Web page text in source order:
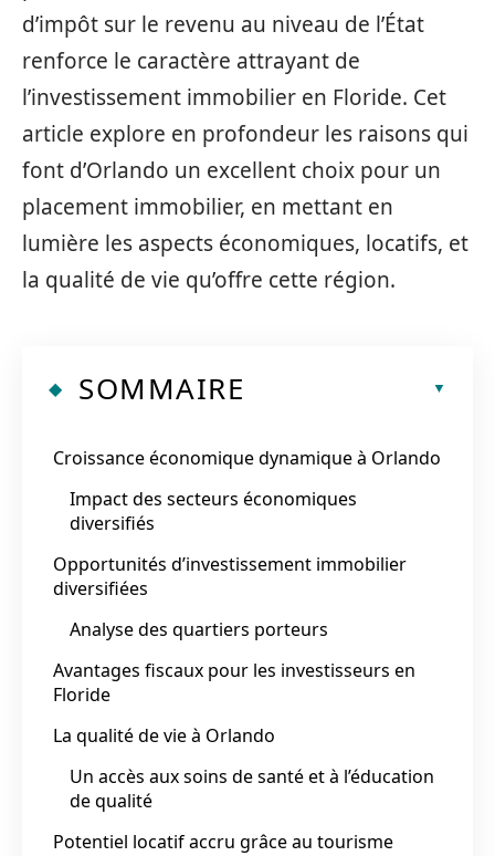
d’impôt sur le revenu au niveau de l’État
renforce le caractère attrayant de
l’investissement immobilier en Floride. Cet
article explore en profondeur les raisons qui
font d’Orlando un excellent choix pour un
placement immobilier, en mettant en
lumière les aspects économiques, locatifs, et
la qualité de vie qu’offre cette région.
SOMMAIRE
Croissance économique dynamique à Orlando
Impact des secteurs économiques
diversifiés
Opportunités d’investissement immobilier
diversifiées
Analyse des quartiers porteurs
Avantages fiscaux pour les investisseurs en
Floride
La qualité de vie à Orlando
Un accès aux soins de santé et à l’éducation
de qualité
Potentiel locatif accru grâce au tourisme